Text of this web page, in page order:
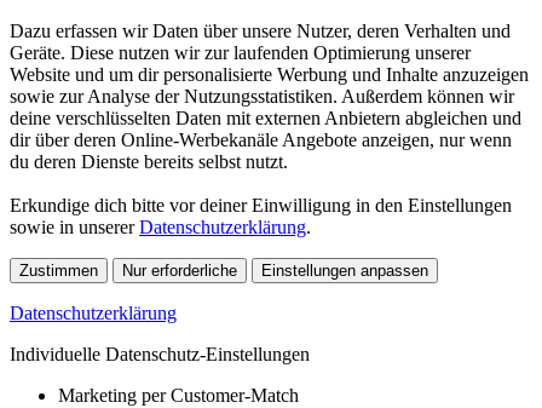
Dazu erfassen wir Daten über unsere Nutzer, deren Verhalten und
Geräte. Diese nutzen wir zur laufenden Optimierung unserer
Website und um dir personalisierte Werbung und Inhalte anzuzeigen
sowie zur Analyse der Nutzungsstatistiken. Außerdem können wir
deine verschlüsselten Daten mit externen Anbietern abgleichen und
dir über deren Online-Werbekanäle Angebote anzeigen, nur wenn
du deren Dienste bereits selbst nutzt.
Erkundige dich bitte vor deiner Einwilligung in den Einstellungen
sowie in unsererDatenschutzerklärung.
Zustimmen Nur erforderliche Einstellungen anpassen
Datenschutzerklärung
Individuelle Datenschutz-Einstellungen
Marketing per Customer-Match